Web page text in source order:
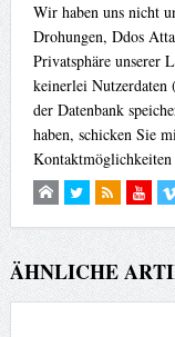
Wir haben uns nicht
Drohungen, Ddos
Privatsphäre unserer
keinerlei
der Datenbank
haben, schicken Sie
ÄHNLICHE